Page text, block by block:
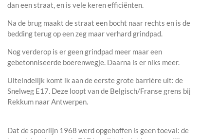
dan een straat, en is vele keren efficiënten.
Na de brug maakt de straat een bocht naar rechts en is de
bedding terug opeen zeg maar verhard grindpad.
Nog verderop is er geen grindpad meer maar een
gebetonniseerde boerenwegje. Daarna is er niks meer.
Uiteindelijk komt ik aan de eerste grote barrière uit: de
Snelweg E17. Deze loopt van de Belgisch/Franse grens bij
Rekkum naar Antwerpen.
Dat de spoorlijn 1968 werd opgehoffen is geen toeval: de